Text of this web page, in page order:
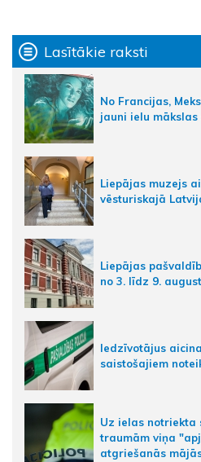
Lasītākie raksti
No Francijas,
jauni ielu
Liepājas muzejs
vēsturiskajā
Liepājas
no 3. līdz 9.
Iedzīvotājus
saistošajiem
Uz ielas notriekta
traumām viņa
atgriešanās